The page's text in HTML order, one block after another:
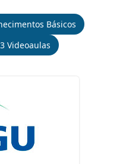
Básicos
Videoaulas